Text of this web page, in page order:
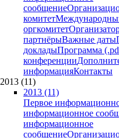
сообщение
комитет
оргкомитет
партнёрыВажные даты
докладыПрограмма
конференции
информацияКонтакты
2013 (11)
2013 (11)
Первое
информационное
информационное
сообщение